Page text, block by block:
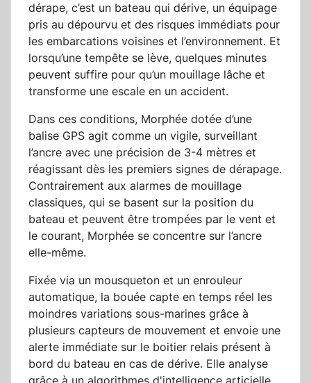
dérape, c’est un bateau qui dérive, un équipage
pris au dépourvu et des risques immédiats pour
les embarcations voisines et l’environnement. Et
lorsqu’une tempête se lève, quelques minutes
peuvent suffire pour qu’un mouillage lâche et
transforme une escale en un accident.
Dans ces conditions, Morphée dotée d’une
balise GPS agit comme un vigile, surveillant
l’ancre avec une précision de 3-4 mètres et
réagissant dès les premiers signes de dérapage.
Contrairement aux alarmes de mouillage
classiques, qui se basent sur la position du
bateau et peuvent être trompées par le vent et
le courant, Morphée se concentre sur l’ancre
elle-même.
Fixée via un mousqueton et un enrouleur
automatique, la bouée capte en temps réel les
moindres variations sous-marines grâce à
plusieurs capteurs de mouvement et envoie une
alerte immédiate sur le boitier relais présent à
bord du bateau en cas de dérive. Elle analyse